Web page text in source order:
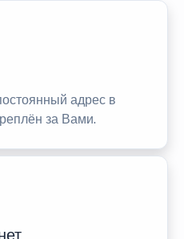
адрес в
за Вами.